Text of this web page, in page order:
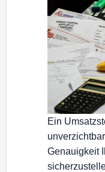
Ein
Genauigkeit